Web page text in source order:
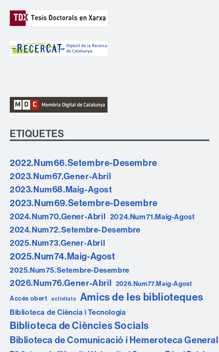
ETIQUETES
2022.Num66.Setembre-Desembre
2023.Num67.Gener-Abril
2023.Num68.Maig-Agost
2023.Num69.Setembre-Desembre
2024.Num70.Gener-Abril 2024.Num71.Maig-Agost
2024.Num72.Setembre-Desembre
2025.Num73.Gener-Abril
2025.Num74.Maig-Agost
2025.Num75.Setembre-Desembre
2026.Num76.Gener-Abril 2026.Num77.Maig-Agost
Accés obert
activitats Amics de les biblioteques
Biblioteca de Ciència i Tecnologia
Biblioteca de Ciències Socials
Biblioteca de Comunicació i Hemeroteca General